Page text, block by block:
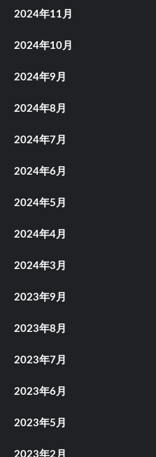
2024年11月
2024年10月
2024年9月
2024年8月
2024年7月
2024年6月
2024年5月
2024年4月
2024年3月
2023年9月
2023年8月
2023年7月
2023年6月
2023年5月
2023年2月